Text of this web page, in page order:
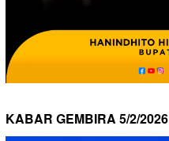
KABAR GEMBIRA 5/2/2026